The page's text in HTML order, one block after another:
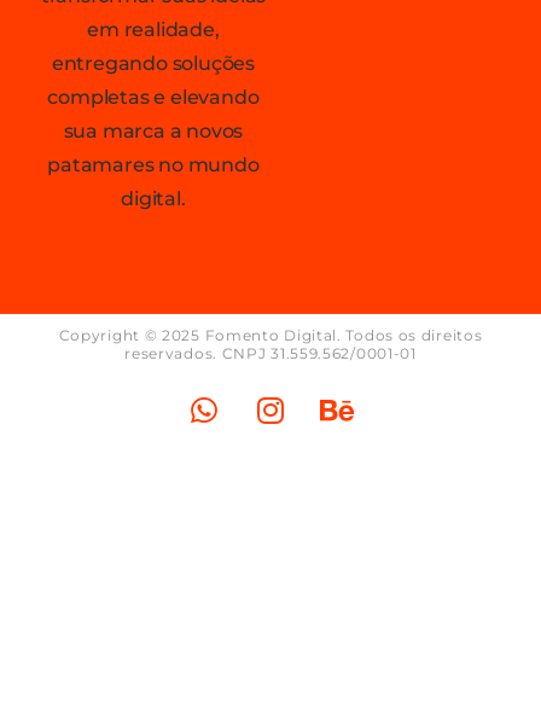
em realidade,
entregando soluções
completas e elevando
sua marca a novos
patamares no mundo
digital.
Copyright © 2025 Fomento Digital. Todos os direitos
reservados. CNPJ 31.559.562/0001-01